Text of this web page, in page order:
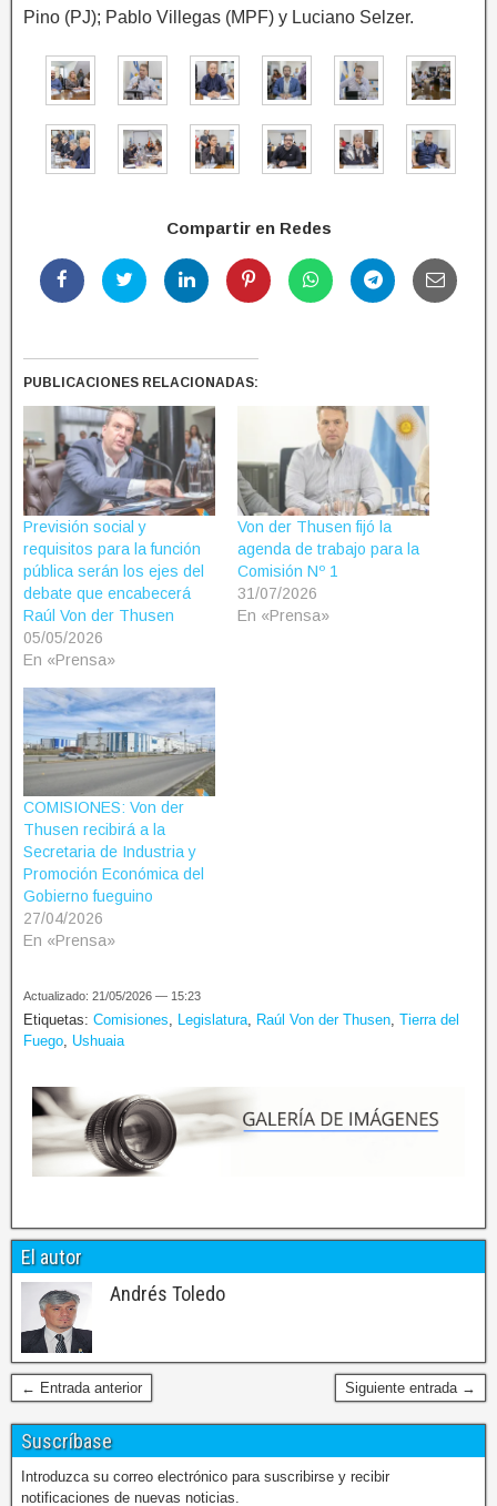
Pino (PJ); Pablo Villegas (MPF) y Luciano Selzer.
Compartir en Redes
PUBLICACIONES RELACIONADAS:
Previsión social y
requisitos para la función
pública serán los ejes del
debate que encabecerá
Raúl Von der Thusen
05/05/2026
En «Prensa»
Von der Thusen fijó la
agenda de trabajo para la
Comisión Nº 1
31/07/2026
En «Prensa»
COMISIONES: Von der
Thusen recibirá a la
Secretaria de Industria y
Promoción Económica del
Gobierno fueguino
27/04/2026
En «Prensa»
Actualizado: 21/05/2026 — 15:23
Etiquetas: Comisiones, Legislatura, Raúl Von der Thusen, Tierra del
Fuego, Ushuaia
El autor
Andrés Toledo
← Entrada anterior Siguiente entrada →
Suscríbase
Introduzca su correo electrónico para suscribirse y recibir
notificaciones de nuevas noticias.